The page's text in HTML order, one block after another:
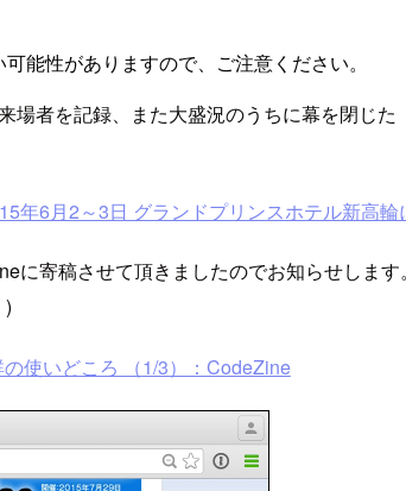
能性がありますので、ご注意ください。
場者を記録、また大盛況のうちに幕を閉じた
年6月2～3日 グランドプリンスホテル新高輪
寄稿させて頂きましたのでお知らせします。
)
使いどころ （1/3）：CodeZine